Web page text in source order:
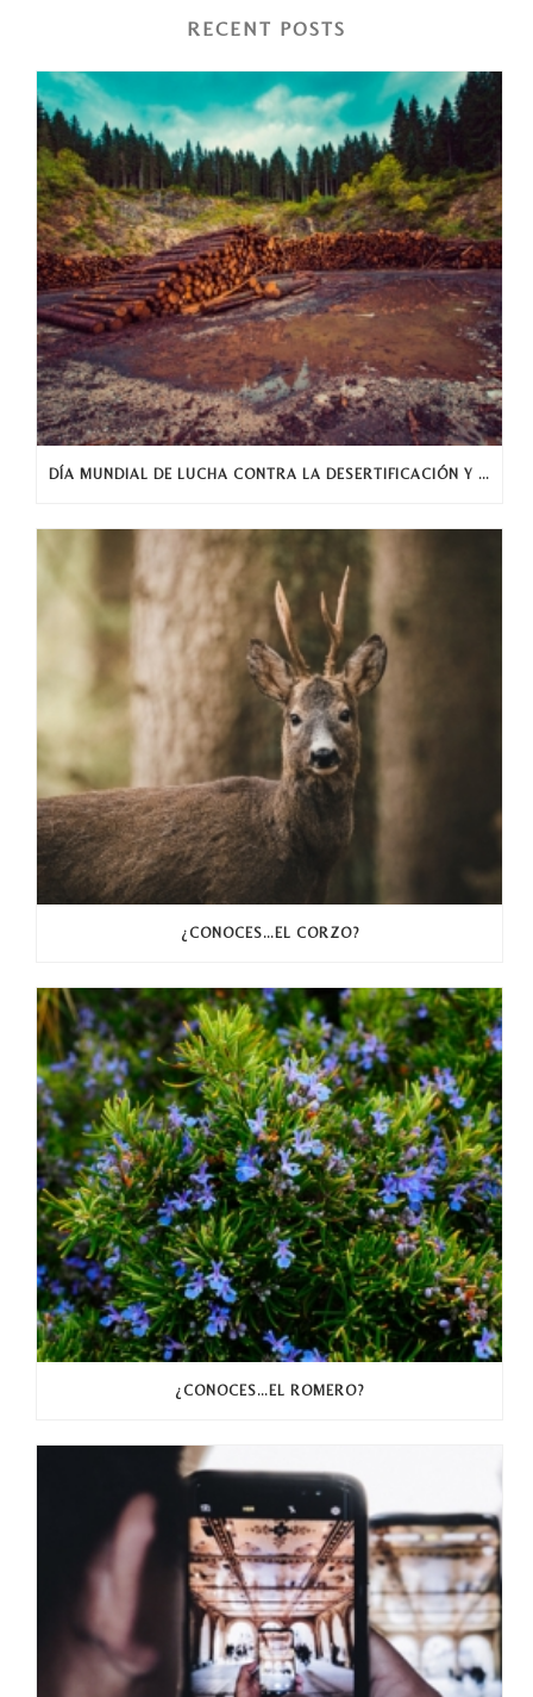
RECENT POSTS
DÍA MUNDIAL DE LUCHA CONTRA LA DESERTIFICACIÓN Y LA SEQUÍA
¿CONOCES…EL CORZO?
¿CONOCES…EL ROMERO?